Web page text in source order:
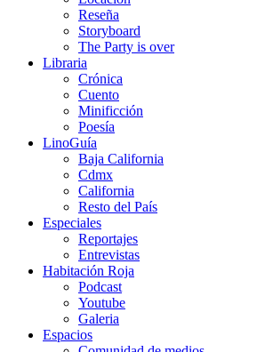
Reseña
Storyboard
The Party is over
Libraria
Crónica
Cuento
Minificción
Poesía
LinoGuía
Baja California
Cdmx
California
Resto del País
Especiales
Reportajes
Entrevistas
Habitación Roja
Podcast
Youtube
Galeria
Espacios